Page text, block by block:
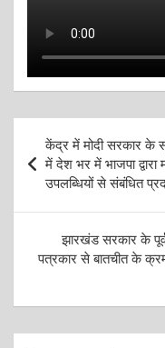
Post
navigation
केंद्र में मोदी सरकार के
में देश भर में भाजपा द्वारा
उपलब्धियों से संबंधित
झारखंड सरकार के
पत्रकार से बातचीत के